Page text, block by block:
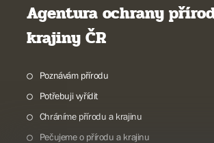
Agentura ochrany
krajiny ČR
Poznávám přírodu
Potřebuji vyřídit
Chráníme přírodu a krajinu
Pečujeme o přírodu a krajinu